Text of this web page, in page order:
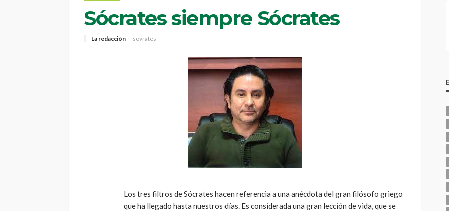
Sócrates siempre Sócrates
La redacción sovrates
Los tres filtros de Sócrates hacen referencia a una anécdota del gran filósofo griego
que ha llegado hasta nuestros días. Es considerada una gran lección de vida, que se